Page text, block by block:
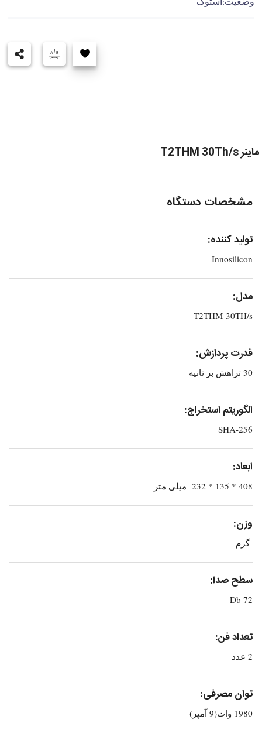
ماینر T2THM 30Th/s
مشخصات دستگاه
تولید کننده:
Innosilicon
مدل:
T2THM 30TH/s
قدرت پردازش:
30 تراهش بر ثانیه
الگوریتم استخراج:
SHA-256
ابعاد:
408 * 135 * 232 میلی متر
وزن:
گرم
سطح صدا:
72 Db
تعداد فن:
2 عدد
توان مصرفی:
1980 وات(9 آمپر)